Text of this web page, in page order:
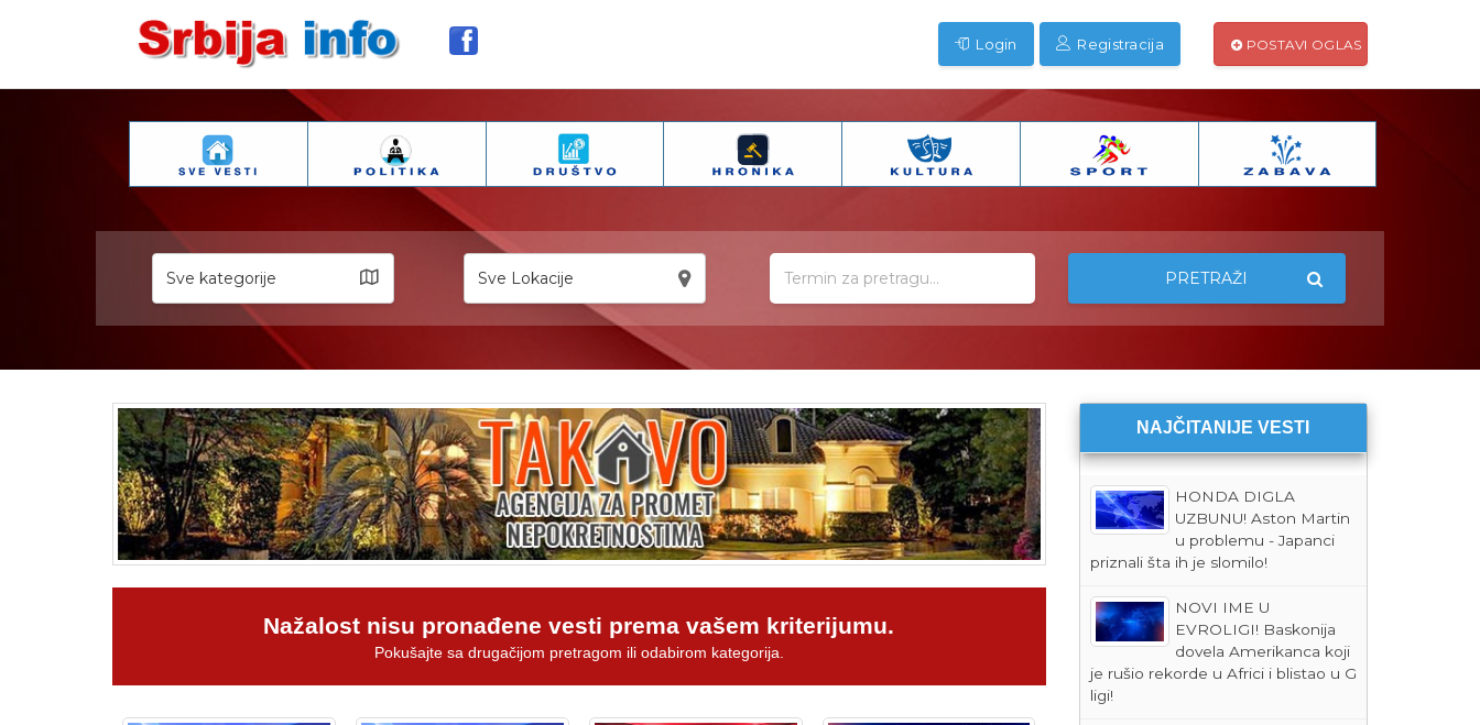
Login Registracija POSTAVI OGLAS
Sve kategorije Sve Lokacije PRETRAŽI
Nažalost nisu pronađene vesti prema vašem kriterijumu.
Pokušajte sa drugačijom pretragom ili odabirom kategorija.
NAJČITANIJE VESTI
HONDA DIGLA
UZBUNU! Aston Martin
u problemu - Japanci
priznali šta ih je slomilo!
NOVI IME U
EVROLIGI! Baskonija
dovela Amerikanca koji
je rušio rekorde u Africi i blistao u G
ligi!